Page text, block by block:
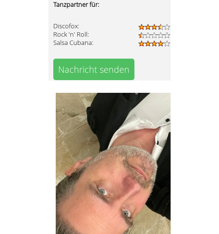
Tanzpartner für:
Discofox:
Rock 'n' Roll:
Salsa Cubana:
Nachricht senden